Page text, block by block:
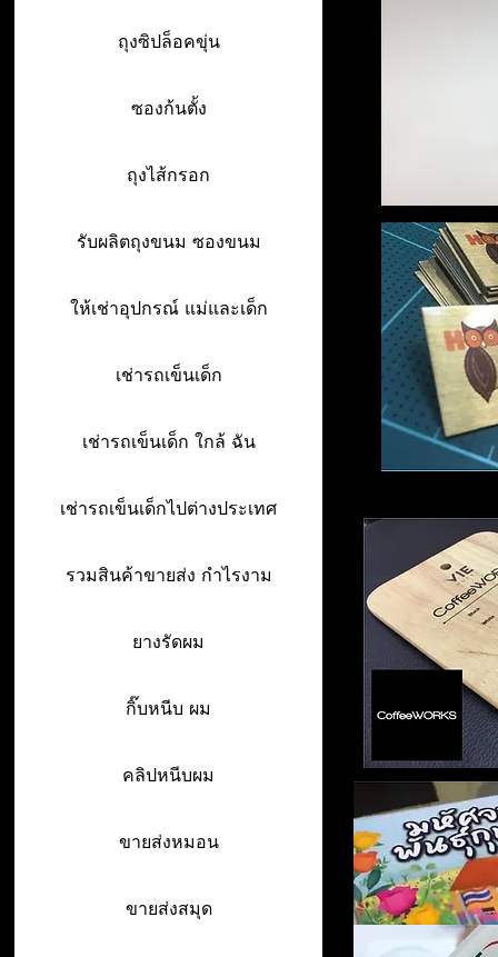
ถุงซิปล็อคขุ่น
ซองก้นตั้ง
ถุงไส้กรอก
รับผลิตถุงขนม ซองขนม
ให้เช่าอุปกรณ์ แม่และเด็ก
เช่ารถเข็นเด็ก
เช่ารถเข็นเด็ก ใกล้ ฉัน
เช่ารถเข็นเด็กไปต่างประเทศ
รวมสินค้าขายส่ง กำไรงาม
ยางรัดผม
กิ๊บหนีบ ผม
คลิปหนีบผม
ขายส่งหมอน
ขายส่งสมุด